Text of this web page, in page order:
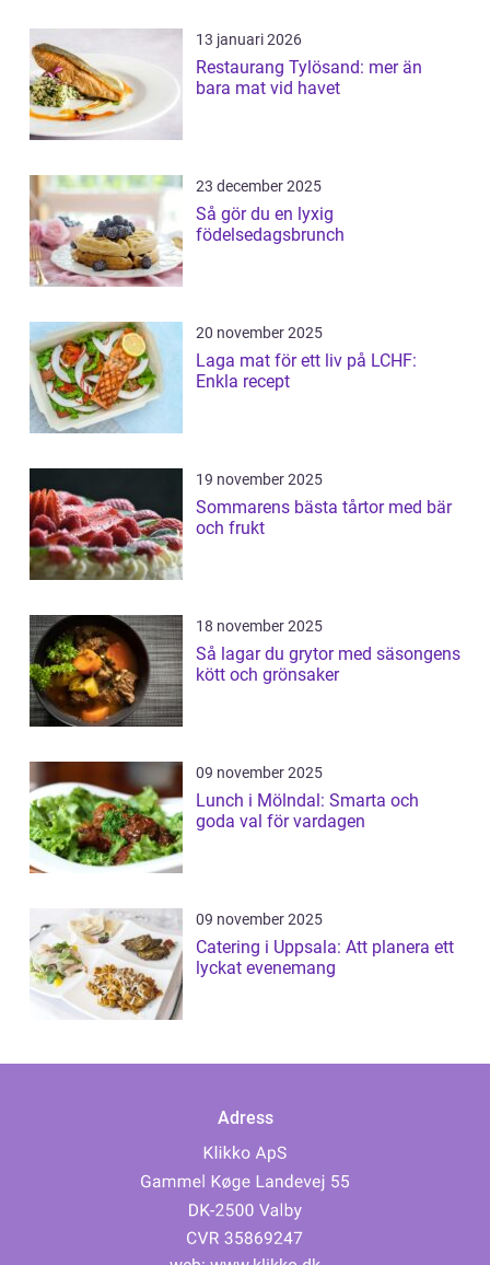
13 januari 2026
Restaurang Tylösand: mer än
bara mat vid havet
23 december 2025
Så gör du en lyxig
födelsedagsbrunch
20 november 2025
Laga mat för ett liv på LCHF:
Enkla recept
19 november 2025
Sommarens bästa tårtor med bär
och frukt
18 november 2025
Så lagar du grytor med säsongens
kött och grönsaker
09 november 2025
Lunch i Mölndal: Smarta och
goda val för vardagen
09 november 2025
Catering i Uppsala: Att planera ett
lyckat evenemang
Adress